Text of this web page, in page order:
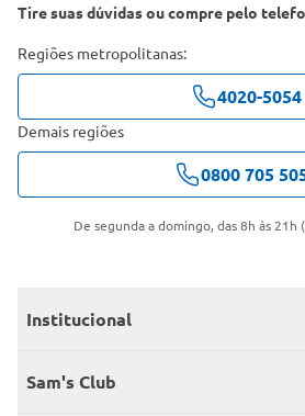
Tire suas dúvidas ou compre pelo
Regiões metropolitanas:
4020-5054
Demais regiões
0800 705
De segunda a domingo, das 8h às 21h
Institucional
Quem somos
Sam's Club